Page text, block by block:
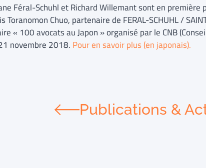
Féral-Schuhl et Richard Willemant sont en première
Toranomon Chuo, partenaire de FERAL-SCHUHL /
« 100 avocats au Japon » organisé par le CNB
novembre 2018. Pour en savoir plus (en japonais).
Publications &